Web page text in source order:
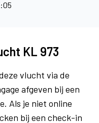
KL 973
vlucht via de
afgeven bij een
Als je niet online
bij een check-in